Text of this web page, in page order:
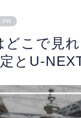
PR
どこで見
とU-